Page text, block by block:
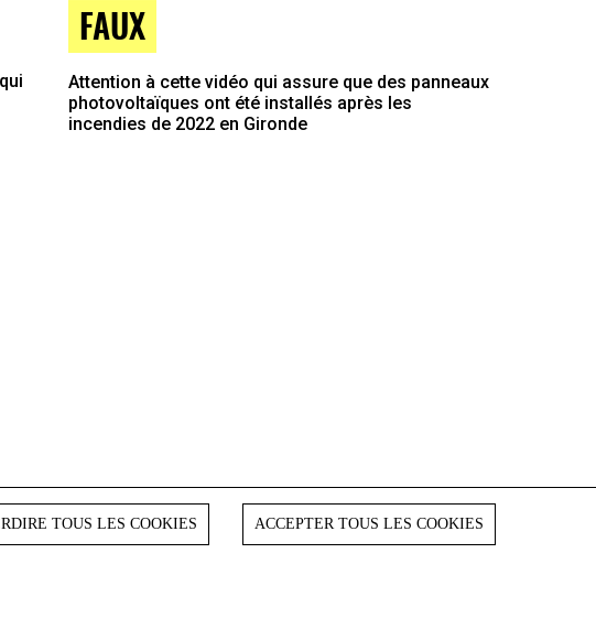
TOUS LES COOKIES ACCEPTER TOUS LES COOKIES
FAUX
Attention à cette vidéo qui assure que des panneaux
photovoltaïques ont été installés après les
incendies de 2022 en Gironde